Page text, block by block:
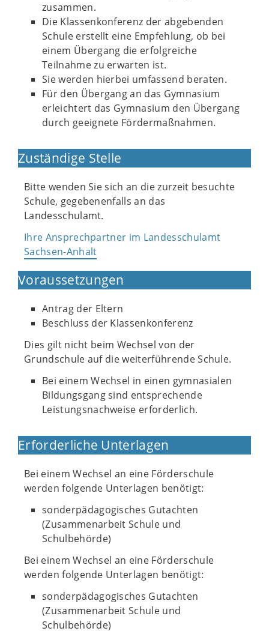
zusammen.
Die Klassenkonferenz der abgebenden
Schule erstellt eine Empfehlung, ob bei
einem Übergang die erfolgreiche
Teilnahme zu erwarten ist.
Sie werden hierbei umfassend beraten.
Für den Übergang an das Gymnasium
erleichtert das Gymnasium den Übergang
durch geeignete Fördermaßnahmen.
Zuständige Stelle
Bitte wenden Sie sich an die zurzeit besuchte
Schule, gegebenenfalls an das
Landesschulamt.
Ihre Ansprechpartner im Landesschulamt
Sachsen-Anhalt
Voraussetzungen
Antrag der Eltern
Beschluss der Klassenkonferenz
Dies gilt nicht beim Wechsel von der
Grundschule auf die weiterführende Schule.
Bei einem Wechsel in einen gymnasialen
Bildungsgang sind entsprechende
Leistungsnachweise erforderlich.
Erforderliche Unterlagen
Bei einem Wechsel an eine Förderschule
werden folgende Unterlagen benötigt:
sonderpädagogisches Gutachten
(Zusammenarbeit Schule und
Schulbehörde)
Bei einem Wechsel an eine Förderschule
werden folgende Unterlagen benötigt:
sonderpädagogisches Gutachten
(Zusammenarbeit Schule und
Schulbehörde)